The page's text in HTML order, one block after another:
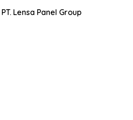
Lensa Panel Group